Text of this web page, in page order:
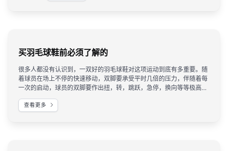
买羽毛球鞋前必须了解的
很多人都没有认识到，一双好的羽毛球鞋对这项运动到底有多重要。随
着球员在场上不停的快速移动，双脚要承受平时几倍的压力，伴随着每
一次的启动，球员的双脚要作出扭，转，跳跃，急停，换向等等极高机
查看更多